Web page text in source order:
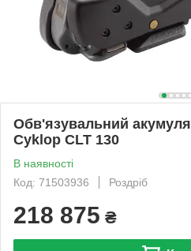
Обв'язувальний
Cyklop CLT 130
В наявності
Код: 71503936
Роздріб
218 875 ₴